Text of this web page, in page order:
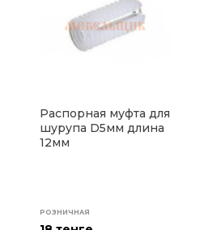
Распорная муфта для
шурупа D5мм длина
12мм
РОЗНИЧНАЯ